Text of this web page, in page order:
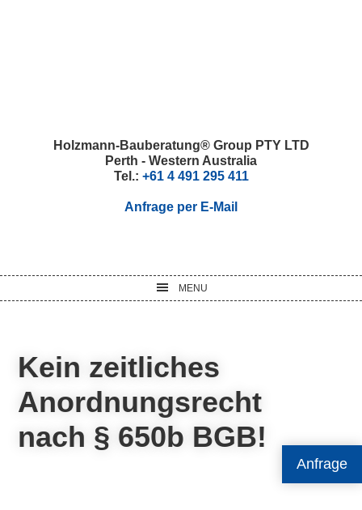
Anfrage
Holzmann-Bauberatung® Group PTY LTD
Perth - Western Australia
Tel.: +61 4 491 295 411
Anfrage per E-Mail
MENU
Kein zeitliches
Anordnungsrecht
nach § 650b BGB!